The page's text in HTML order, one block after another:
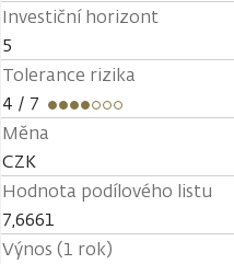
Investiční horizont
5
Tolerance rizika
4 / 7
Měna
CZK
Hodnota podílového listu
7,6661
Výnos (1 rok)